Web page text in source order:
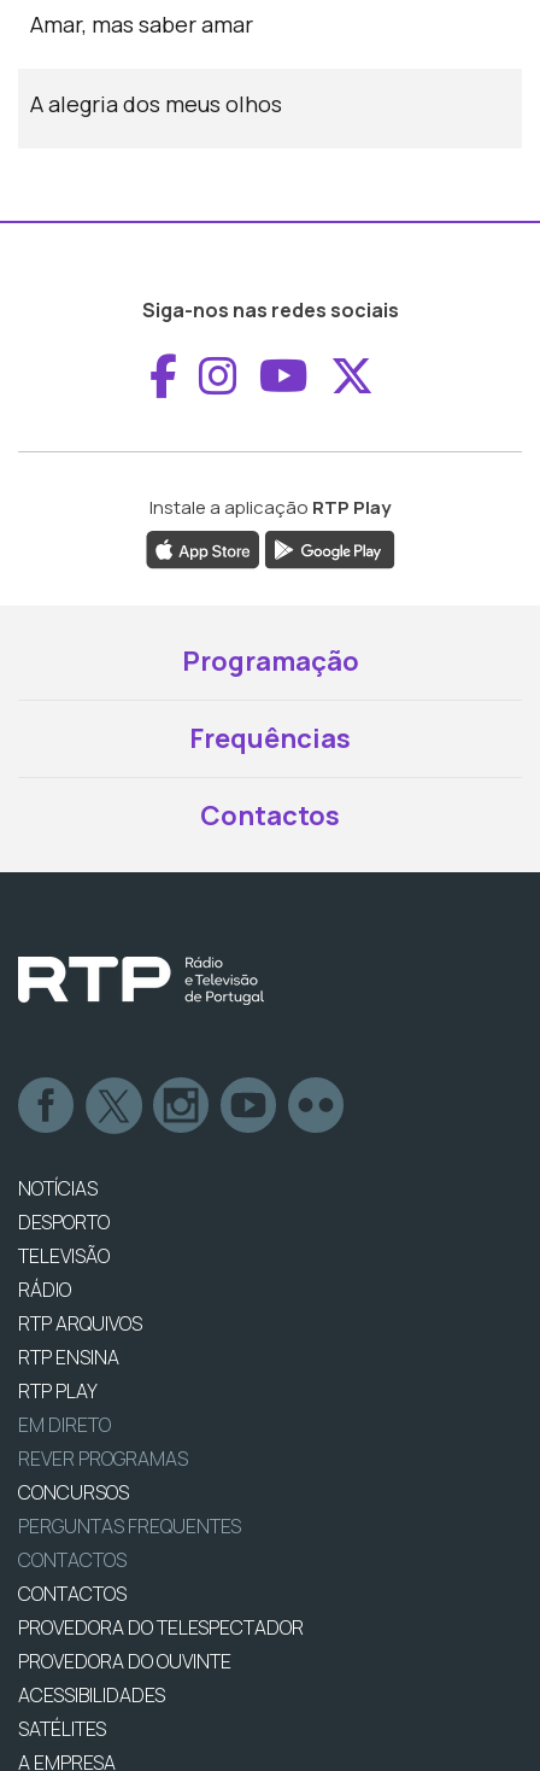
Amar, mas saber amar
A alegria dos meus olhos
Siga-nos nas redes sociais
Aceder ao
Aceder ao
Aceder ao
Instale a aplicação RTP Play
Programação
Frequências
Contactos
NOTÍCIAS
DESPORTO
TELEVISÃO
RÁDIO
RTP ARQUIVOS
RTP ENSINA
RTP PLAY
EM DIRETO
REVER PROGRAMAS
CONCURSOS
PERGUNTAS FREQUENTES
CONTACTOS
CONTACTOS
PROVEDORA DO TELESPECTADOR
PROVEDORA DO OUVINTE
ACESSIBILIDADES
SATÉLITES
A EMPRESA